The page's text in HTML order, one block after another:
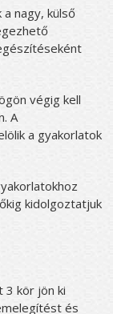
nagy, külső
végig kell
A
a gyakorlatok
kidolgoztatjuk
3 kör jön ki
és